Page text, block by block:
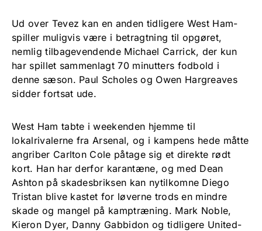
Ud over Tevez kan en anden tidligere West Ham-
spiller muligvis være i betragtning til opgøret,
nemlig tilbagevendende Michael Carrick, der kun
har spillet sammenlagt 70 minutters fodbold i
denne sæson. Paul Scholes og Owen Hargreaves
sidder fortsat ude.
West Ham tabte i weekenden hjemme til
lokalrivalerne fra Arsenal, og i kampens hede måtte
angriber Carlton Cole påtage sig et direkte rødt
kort. Han har derfor karantæne, og med Dean
Ashton på skadesbriksen kan nytilkomne Diego
Tristan blive kastet for løverne trods en mindre
skade og mangel på kamptræning. Mark Noble,
Kieron Dyer, Danny Gabbidon og tidligere United-